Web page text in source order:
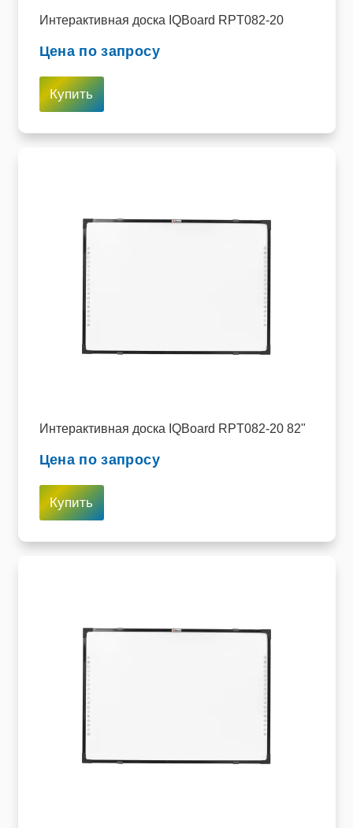
Интерактивная доска IQBoard RPT082-20
Цена по запросу
Купить
Интерактивная доска IQBoard RPT082-20 82"
Цена по запросу
Купить